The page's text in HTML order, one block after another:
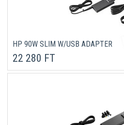
HP 90W SLIM W/USB ADAPTER
22 280 FT